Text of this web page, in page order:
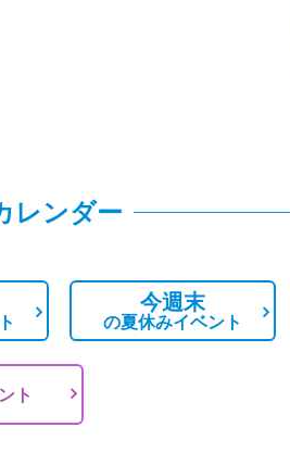
レンダー
今週末
の夏休みイベント
ト